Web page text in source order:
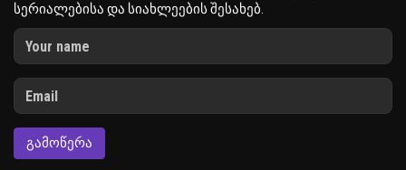
სერიალებისა და სიახლეების შესახებ.
ᲒᲐᲛᲝᲬᲔᲠᲐ